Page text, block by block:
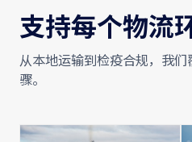
支持每个物流
从本地运输到检疫合规，我
骤。